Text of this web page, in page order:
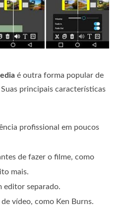
é outra forma popular de
principais características
profissional em poucos
de fazer o filme, como
mais.
editor separado.
vídeo, como Ken Burns.